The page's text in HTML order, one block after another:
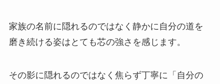
家族の名前に隠れるのではなく静かに自分の道を
磨き続ける姿はとても芯の強さを感じます。
その影に隠れるのではなく焦らず丁寧に「自分の